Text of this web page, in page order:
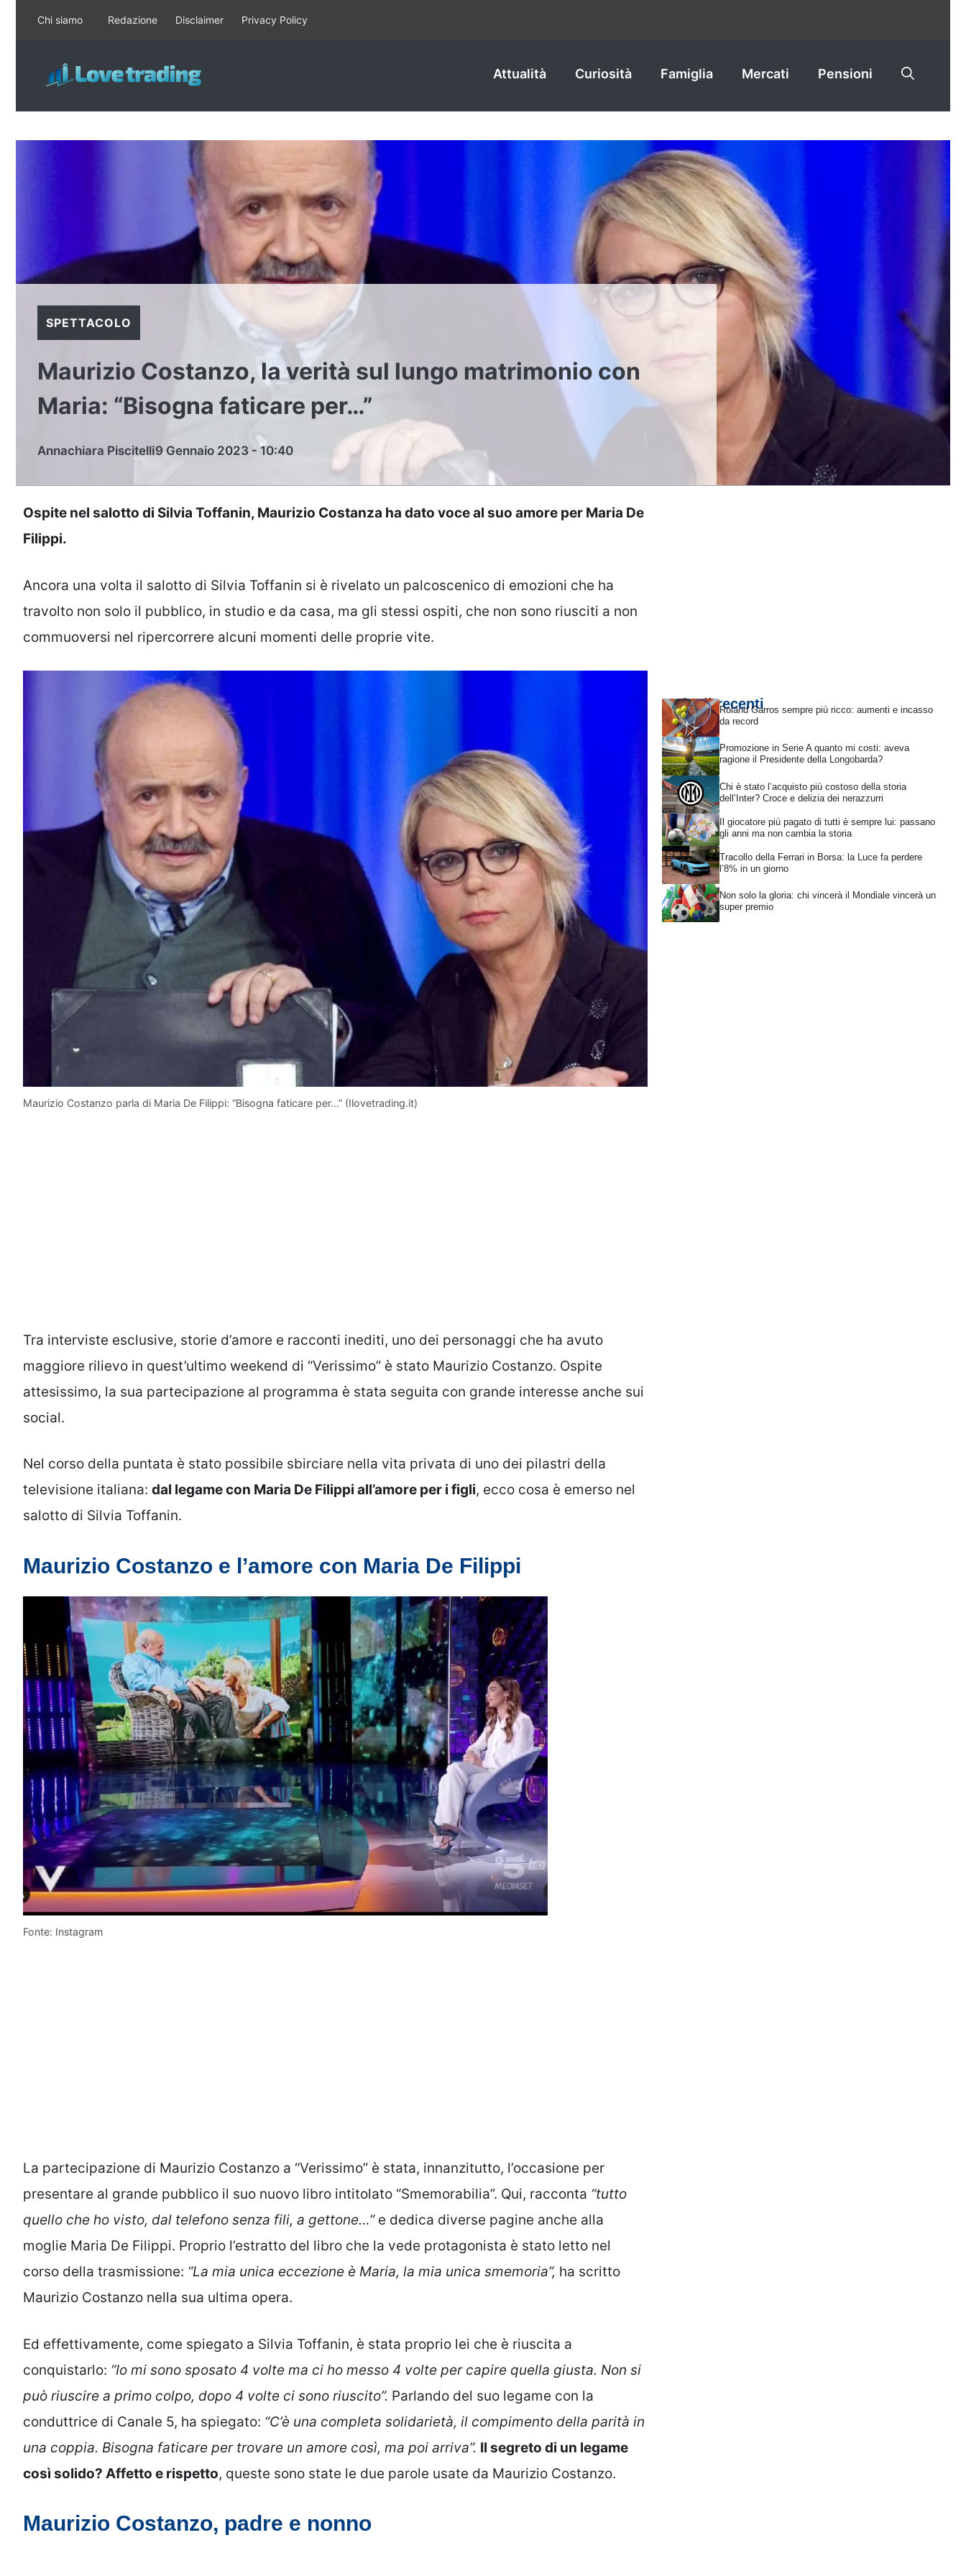
contenuto
Chi siamo Redazione Disclaimer Privacy Policy
Attualità Curiosità Famiglia Mercati Pensioni
SPETTACOLO
Maurizio Costanzo, la verità sul lungo matrimonio con
Maria: “Bisogna faticare per…”
Annachiara Piscitelli9 Gennaio 2023 - 10:40
Ospite nel salotto di Silvia Toffanin, Maurizio Costanza ha dato voce al suo amore per Maria De
Filippi.
Ancora una volta il salotto di Silvia Toffanin si è rivelato un palcoscenico di emozioni che ha
travolto non solo il pubblico, in studio e da casa, ma gli stessi ospiti, che non sono riusciti a non
commuoversi nel ripercorrere alcuni momenti delle proprie vite.
Maurizio Costanzo parla di Maria De Filippi: “Bisogna faticare per…” (Ilovetrading.it)
Tra interviste esclusive, storie d’amore e racconti inediti, uno dei personaggi che ha avuto
maggiore rilievo in quest’ultimo weekend di “Verissimo” è stato Maurizio Costanzo. Ospite
attesissimo, la sua partecipazione al programma è stata seguita con grande interesse anche sui
social.
Nel corso della puntata è stato possibile sbirciare nella vita privata di uno dei pilastri della
televisione italiana: dal legame con Maria De Filippi all’amore per i figli, ecco cosa è emerso nel
salotto di Silvia Toffanin.
Maurizio Costanzo e l’amore con Maria De Filippi
Fonte: Instagram
La partecipazione di Maurizio Costanzo a “Verissimo” è stata, innanzitutto, l’occasione per
presentare al grande pubblico il suo nuovo libro intitolato “Smemorabilia”. Qui, racconta “tutto
quello che ho visto, dal telefono senza fili, a gettone…”e dedica diverse pagine anche alla
moglie Maria De Filippi. Proprio l’estratto del libro che la vede protagonista è stato letto nel
corso della trasmissione: “La mia unica eccezione è Maria, la mia unica smemoria”, ha scritto
Maurizio Costanzo nella sua ultima opera.
Ed effettivamente, come spiegato a Silvia Toffanin, è stata proprio lei che è riuscita a
conquistarlo: “Io mi sono sposato 4 volte ma ci ho messo 4 volte per capire quella giusta. Non si
può riuscire a primo colpo, dopo 4 volte ci sono riuscito”. Parlando del suo legame con la
conduttrice di Canale 5, ha spiegato: “C’è una completa solidarietà, il compimento della parità in
una coppia. Bisogna faticare per trovare un amore così, ma poi arriva”. Il segreto di un legame
così solido? Affetto e rispetto, queste sono state le due parole usate da Maurizio Costanzo.
Maurizio Costanzo, padre e nonno
Articoli recentiRoland Garros sempre più ricco: aumenti e incasso
da record
Promozione in Serie A quanto mi costi: aveva
ragione il Presidente della Longobarda?
Chi è stato l’acquisto più costoso della storia
dell’Inter? Croce e delizia dei nerazzurri
Il giocatore più pagato di tutti è sempre lui: passano
gli anni ma non cambia la storia
Tracollo della Ferrari in Borsa: la Luce fa perdere
l’8% in un giorno
Non solo la gloria: chi vincerà il Mondiale vincerà un
super premio